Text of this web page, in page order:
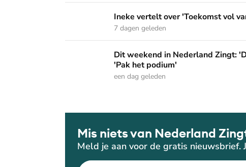
Ineke vertelt over 'Toekomst vol van hoop' op de
Ineke vertelt over 'Toekomst vol
7 dagen geleden
Dit weekend in Nederland Zingt: 'De sterke
Dit weekend in Nederland Zingt:
'Pak het podium'
een dag geleden
Mis niets van Nederland
Meld je aan voor de gratis